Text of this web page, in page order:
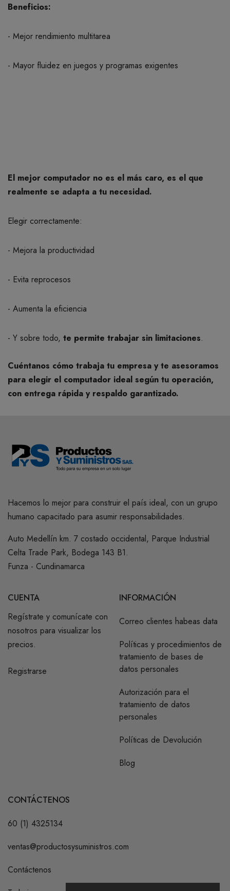
Beneficios:
- Mejor rendimiento multitarea
- Mayor fluidez en juegos y programas exigentes
El mejor computador no es el más caro, es el que
realmente se adapta a tu necesidad.
Elegir correctamente:
- Mejora la productividad
- Evita reprocesos
- Aumenta la eficiencia
- Y sobre todo, te permite trabajar sin limitaciones.
Cuéntanos cómo trabaja tu empresa y te asesoramos
para elegir el computador ideal según tu operación,
con entrega rápida y respaldo garantizado.
Hacemos lo mejor para construir el país ideal, con un grupo
humano capacitado para asumir responsabilidades.
Auto Medellín km. 7 costado occidental, Parque Industrial
Celta Trade Park, Bodega 143 B1.
Funza - Cundinamarca
CUENTA
Regístrate y comunícate con
nosotros para visualizar los
precios.
Registrarse
INFORMACIÓN
Correo clientes habeas data
Políticas y procedimientos de
tratamiento de bases de
datos personales
Autorización para el
tratamiento de datos
personales
Políticas de Devolución
Blog
CONTÁCTENOS
60 (1) 4325134
ventas@productosysuministros.com
Contáctenos